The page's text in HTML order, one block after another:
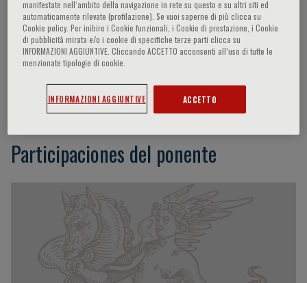
HOME PAGE / CURSOS Y EVENTOS / ORADOR
V. Pusceddu
Participaciones del ponente
manifestate nell‘ambito della navigazione in rete su questo e su altri siti ed
automaticamente rilevate (profilazione). Se vuoi saperne di più clicca su
Cookie policy. Per inibire i Cookie funzionali, i Cookie di prestazione, i Cookie
di pubblicità mirata e/o i cookie di specifiche terze parti clicca su
INFORMAZIONI AGGIUNTIVE. Cliccando ACCETTO acconsenti all’uso di tutte le
menzionate tipologie di cookie.
INFORMAZIONI AGGIUNTIVE ACCETTO